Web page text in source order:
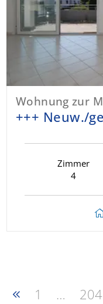
Zimmer
4
1 … 204